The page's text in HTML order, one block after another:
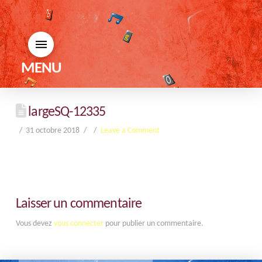
MENU
largeSQ-12335
31 octobre 2018 Leave a Comment
Laisser un commentaire
Vous devez vous connecterpour publier un commentaire.